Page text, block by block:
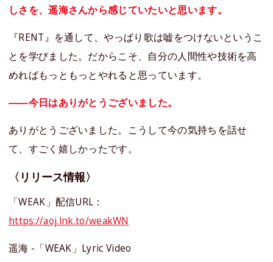
しさを、遥海さんから感じていたいと思います。
『RENT』を通して、やっぱり歌は嘘をつけないというこ
とを学びました。だからこそ、自分の人間性や技術を高
めればもっともっとやれると思っています。
――今日はありがとうございました。
ありがとうございました。こうして今の気持ちを話せ
て、すごく嬉しかったです。
〈リリース情報〉
「WEAK」配信URL：
https://aoj.lnk.to/weakWN
遥海 -「WEAK」Lyric Video